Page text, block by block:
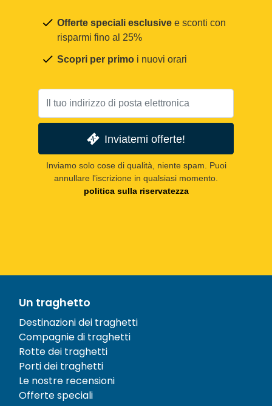
Offerte speciali esclusive e sconti con
risparmi fino al 25%
Scopri per primo i nuovi orari
Inviatemi offerte!
Inviamo solo cose di qualità, niente spam. Puoi
annullare l'iscrizione in qualsiasi momento.
politica sulla riservatezza
Un traghetto
Destinazioni dei traghetti
Compagnie di traghetti
Rotte dei traghetti
Porti dei traghetti
Le nostre recensioni
Offerte speciali